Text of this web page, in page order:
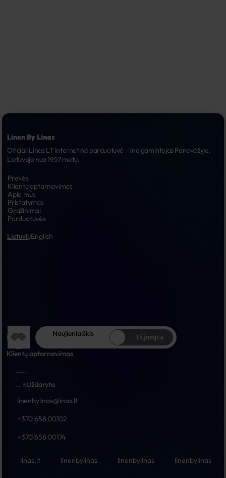
Linen By Linas
Oficiali Linas LT internetinė parduotuvė - lino gamintojas Panevėžyje,
Lietuvoje nuo 1957 metų.
Prekės
Klientų aptarnavimas
Apie mus
Pristatymas
Grąžinimai
Parduotuvės
LietuviųEnglish
Naujienlaiškis Išjungta
Klientų aptarnavimas
......
...
Uždaryta
linenbylinas@linas.lt
+370 658 00102
+370 658 00174
linas.lt linenbylinas linenbylinas linenbylinas